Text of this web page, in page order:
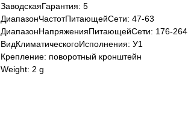
ЗаводскаяГарантия: 5
ДиапазонЧастотПитающейСети: 47-63
ДиапазонНапряженияПитающейСети: 176-264
ВидКлиматическогоИсполнения: У1
Крепление: поворотный кронштейн
Weight: 2 g